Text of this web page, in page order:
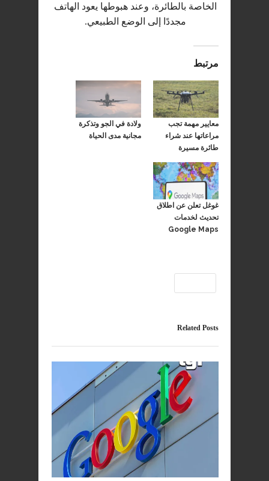
الخاصة بالطائرة، وعند هبوطها يعود الهاتف
مجددًا إلى الوضع الطبيعي.
مرتبط
معايير مهمة تجب
مراعاتها عند شراء
طائرة مسيرة
ولادة في الجو وتذكرة
مجانية مدى الحياة
غوغل تعلن عن اطلاق
تحديث لخدمات
Google Maps
Related Posts